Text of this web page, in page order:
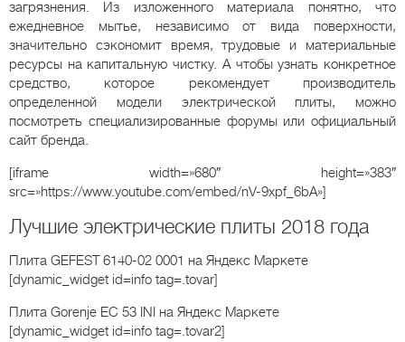
загрязнения. Из изложенного материала понятно, что
ежедневное мытье, независимо от вида поверхности,
значительно сэкономит время, трудовые и материальные
ресурсы на капитальную чистку. А чтобы узнать конкретное
средство, которое рекомендует производитель
определенной модели электрической плиты, можно
посмотреть специализированные форумы или официальный
сайт бренда.
[iframe width=»680″ height=»383″
src=»https://www.youtube.com/embed/nV-9xpf_6bA»]
Лучшие электрические плиты 2018 года
Плита GEFEST 6140-02 0001 на Яндекс Маркете
[dynamic_widget id=info tag=.tovar]
Плита Gorenje EC 53 INI на Яндекс Маркете
[dynamic_widget id=info tag=.tovar2]